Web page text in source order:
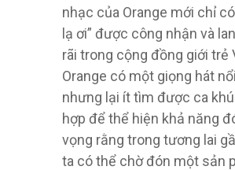
nhạc của Orange mới chỉ
lạ ơi” được công nhận và
rãi trong cộng đồng giới trẻ
Orange có một giọng hát
nhưng lại ít tìm được ca
hợp để thể hiện khả năng
vọng rằng trong tương lai
ta có thể chờ đón một sản